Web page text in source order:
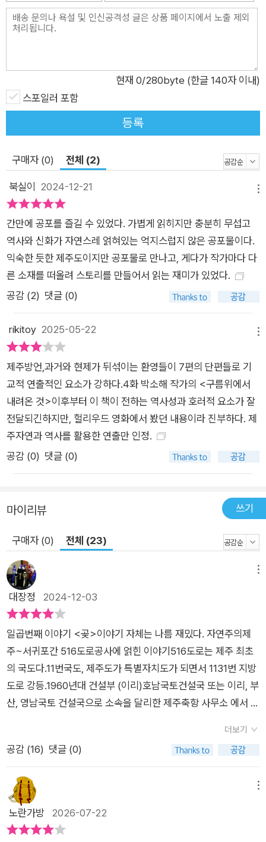
현재 0/280byte (한글 140자 이내)
스포일러 포함
등록
구매자 (0) 전체 (2)
북실이 2024-12-21
간만에 공포를 즐길 수 있었다. 가볍게 읽히지만 충분히 무섭고
역사와 신화가 자연스레 얽혀있는 억지스럽지 않은 공포물이다.
익숙한 듯한 제주도이지만 공포물로 만나고, 게다가 작가마다 다
른 소재를 떠올려 스토리를 만들어서 읽는 재미가 있었다.
공감 (2) 댓글 (0)
rikitoy 2025-05-22
제주방언,과거와 현제가 뒤섞이는 환영들이 7편의 단편들로 기
교적 연출적인 요소가 강하다.4화 박소해 작가의 <구름위에서
내려온 것>이후부터 이 책이 전하는 역사성과 호러적 요소가 잘
전달되긴하지만, 헐리우드 영화에서 봤던 내용이라 진부하다. 제
주자연과 역사를 활용한 연출만 인정.
공감 (0) 댓글 (0)
마이리뷰 쓰기
구매자 (0) 전체 (23)
대장정 2024-12-03
일곱번째 이야기 <곶>이야기 자체는 나름 재밌다. 자연주의제
주~서귀포간 516도로공사에 얽힌 이야기516도로는 제주 최초
의 국도다.11번국도, 제주도가 특별자치도가 되면서 1131번 지방
도로 강등.1960년대 건설부 (이리)호남국토건설국 또는 이리, 부
산, 영남국토 건설국으로 소속을 달리한 제주축항 사무소 에서 공
로 승격해서 유지관리하다 2006년 제주도로 이관.작가는 배경
지식이 부족하다. 소설이라고 우기면 어쩔수 없다.인터넷 검색이
라도 해보시오한국도로공사는 고속국도 건설 유지관리,지방국토
관리청은 일반국도 건설 유지관리제주도엔 고속국도(유료도로)
가 있었던 적이 없다. 그런데 웬 한국도로공사에서 제주~서귀포
간 도로공사를 하는가?한국도로공사는 1969년 설립되었다.그런
더보기
공감 (16) 댓글 (0)
노란가방 2026-07-22